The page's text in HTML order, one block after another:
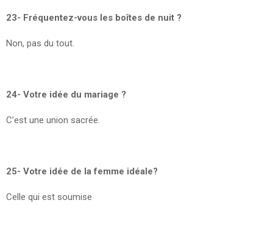
23- Fréquentez-vous les boîtes de nuit ?
Non, pas du tout.
24- Votre idée du mariage ?
C’est une union sacrée.
25- Votre idée de la femme idéale?
Celle qui est soumise